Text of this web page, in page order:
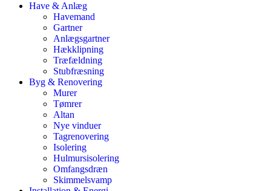
Have & Anlæg
Havemand
Gartner
Anlægsgartner
Hækklipning
Træfældning
Stubfræsning
Byg & Renovering
Murer
Tømrer
Altan
Nye vinduer
Tagrenovering
Isolering
Hulmursisolering
Omfangsdræn
Skimmelsvamp